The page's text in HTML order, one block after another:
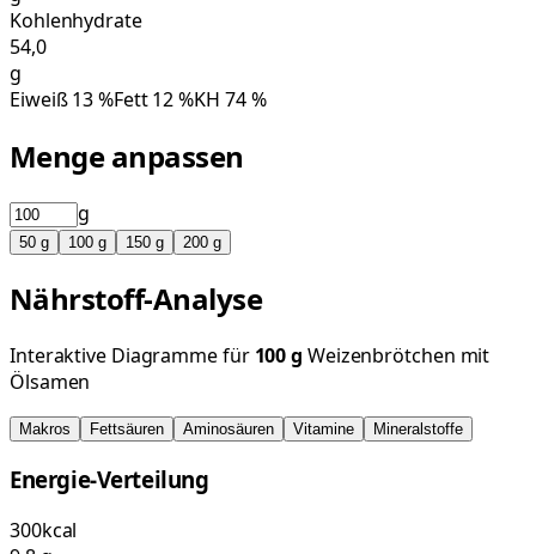
Kohlenhydrate
54,0
g
Eiweiß13%Fett12%KH 74%
Menge anpassen
g
50 g 100 g 150 g 200 g
Nährstoff-Analyse
Interaktive Diagramme für 100g Weizenbrötchen mit
Ölsamen
Makros Fettsäuren Aminosäuren Vitamine Mineralstoffe
Energie-Verteilung
300kcal